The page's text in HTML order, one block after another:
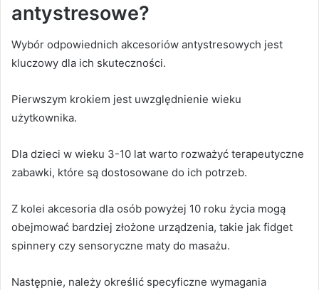
antystresowe?
Wybór odpowiednich akcesoriów antystresowych jest
kluczowy dla ich skuteczności.
Pierwszym krokiem jest uwzględnienie wieku
użytkownika.
Dla dzieci w wieku 3-10 lat warto rozważyć terapeutyczne
zabawki, które są dostosowane do ich potrzeb.
Z kolei akcesoria dla osób powyżej 10 roku życia mogą
obejmować bardziej złożone urządzenia, takie jak fidget
spinnery czy sensoryczne maty do masażu.
Następnie, należy określić specyficzne wymagania